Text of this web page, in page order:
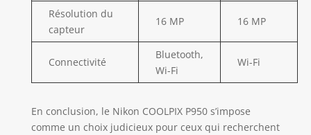
Résolution du
capteur
16 MP 16 MP
Connectivité
Bluetooth,
Wi-Fi
Wi-Fi
En conclusion, le Nikon COOLPIX P950 s’impose
comme un choix judicieux pour ceux qui recherchent